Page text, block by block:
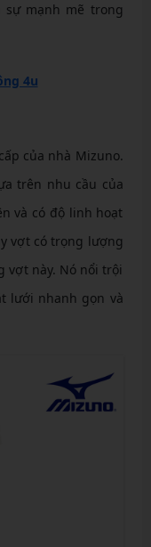
mạnh mẽ trong
4u
của nhà Mizuno.
trên nhu cầu của
và có độ linh hoạt
vợt có trọng lượng
vợt này. Nó nổi trội
lưới nhanh gọn và